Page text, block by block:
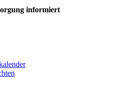
informiert